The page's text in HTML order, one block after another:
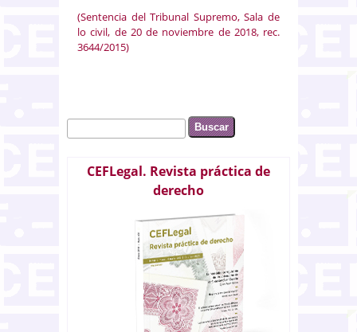
(Sentencia del Tribunal Supremo, Sala de
lo civil, de 20 de noviembre de 2018, rec.
3644/2015)
Formulario de búsqueda
Buscar
CEFLegal. Revista práctica de
derecho